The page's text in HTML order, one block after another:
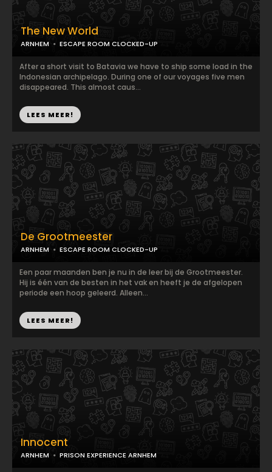
The New World
ARNHEM ESCAPE ROOM CLOCKED-UP
After a short visit to Batavia we have to ship some load in the
Indonesian archipelago. During one of our voyages five men
disappeared. This almost caus...
LEES MEER!
De Grootmeester
ARNHEM ESCAPE ROOM CLOCKED-UP
Een paar maanden ben je nu in de leer bij de Grootmeester.
Hij is één van de besten in het vak en heeft je de afgelopen
periode een hoop geleerd. Alleen...
LEES MEER!
Innocent
ARNHEM PRISON EXPERIENCE ARNHEM